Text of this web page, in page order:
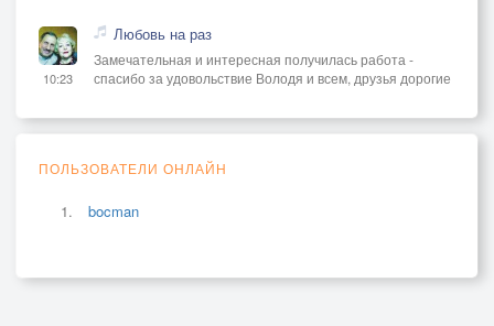
10:23
Любовь на раз
Замечательная и интересная получилась работа -
спасибо за удовольствие Володя и всем, друзья дорогие
ПОЛЬЗОВАТЕЛИ ОНЛАЙН
bocman